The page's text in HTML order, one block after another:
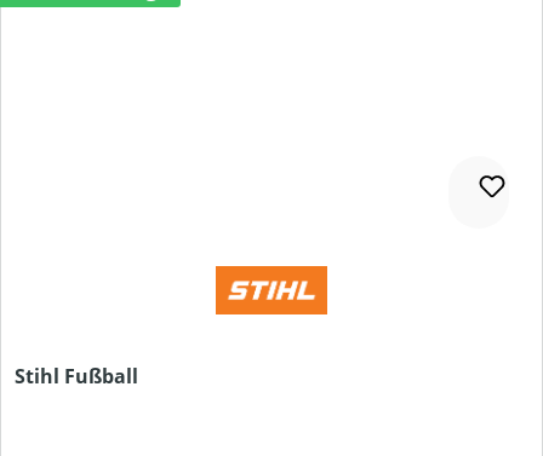
Stihl Fußball